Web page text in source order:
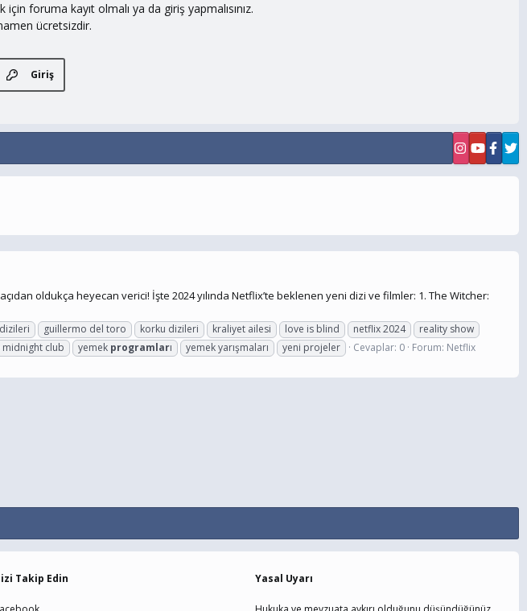
foruma kayıt olmalı ya da giriş yapmalısınız.
ücretsizdir.
Giriş
oldukça heyecan verici! İşte 2024 yılında Netflix’te beklenen yeni dizi ve filmler: 1. The Witcher:
guillermo del toro korku dizileri kraliyet ailesi love is blind netflix 2024
reality show
midnight club yemek programları yemek yarışmaları yeni projeler Cevaplar: 0 Forum: Netflix
Takip Edin Yasal Uyarı